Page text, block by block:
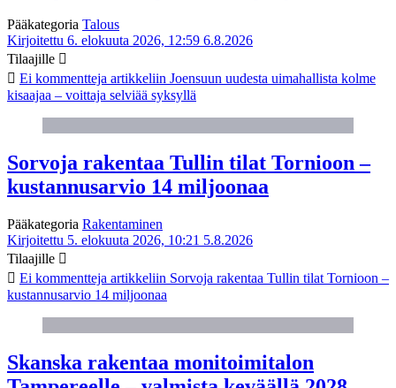
Pääkategoria Talous
Kirjoitettu 6. elokuuta 2026, 12:59 6.8.2026
Tilaajille
Ei kommentteja artikkeliin Joensuun uudesta uimahallista kolme
kisaajaa – voittaja selviää syksyllä
Sorvoja rakentaa Tullin tilat Tornioon –
kustannusarvio 14 miljoonaa
Pääkategoria Rakentaminen
Kirjoitettu 5. elokuuta 2026, 10:21 5.8.2026
Tilaajille
Ei kommentteja artikkeliin Sorvoja rakentaa Tullin tilat Tornioon –
kustannusarvio 14 miljoonaa
Skanska rakentaa monitoimitalon